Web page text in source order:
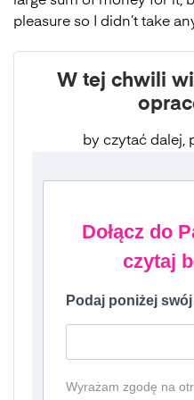
pleasure so I didn’t take
W tej chwili
by czytać dalej,
Dołącz do
czytaj
Podaj poniżej swój
Wyrażam zgodę na